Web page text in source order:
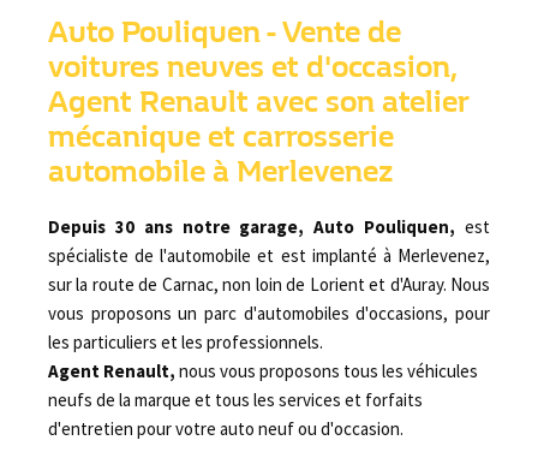
Auto Pouliquen - Vente de
voitures neuves et d'occasion,
Agent Renault avec son atelier
mécanique et carrosserie
automobile à Merlevenez
Depuis 30 ans notre garage, Auto Pouliquen, est
spécialiste de l'automobile et est implanté à Merlevenez,
sur la route de Carnac, non loin de Lorient et d'Auray. Nous
vous proposons un parc d'automobiles d'occasions, pour
les particuliers et les professionnels.
Agent Renault, nous vous proposons tous les véhicules
neufs de la marque et tous les services et forfaits
d'entretien pour votre auto neuf ou d'occasion.